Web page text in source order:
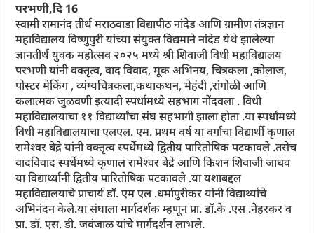
परभणी,दि 16
स्वामी रामानंद तीर्थ मराठवाडा विद्यापीठ नांदेड आणि ग्रामीण तंत्रज्ञान
महाविद्यालय विष्णुपुरी यांच्या संयुक्त विद्यमाने नांदेड येथे झालेल्या
ज्ञानतीर्थ युवक महोत्सव २०२५ मध्ये श्री शिवाजी विधी महाविद्यालय
परभणी यांनी वक्तृत्व, वाद विवाद, मूक अभिनय, चित्रकला ,कोलाज,
पोस्टर मेकिंग , व्यंग्यचित्रकला,कथाकथन, मेहंदी ,रांगोळी आणि
कलात्मक जुळवणी इत्यादी स्पर्धांमध्ये सहभाग नोंदवला . विधी
महाविद्यालयाचा ११ विद्यार्थ्यांचा संघ सहभागी झाला होता .या स्पर्धांमध्ये
विधी महाविद्यालयाचा एलएल. एम. प्रथम वर्ष या वर्गाचा विद्यार्थी कृणाल
रामेश्वर बेद्रे यांनी वक्तृत्व स्पर्धेमध्ये द्वितीय पारितोषिक पटकावले .तसेच
वादविवाद स्पर्धेमध्ये कृणाल रामेश्वर बेद्रे आणि किशन शिवाजी जाधव
या विद्यार्थ्यानी द्वितीय पारितोषिक पटकावले .या यशाबद्दल
महाविद्यालयाचे प्राचार्य डॉ. एम एल .धर्मापुरीकर यांनी विद्यार्थ्यांचे
अभिनंदन केले.या संघाला मार्गदर्शक म्हणून प्रा. डॉ.के .एस .नेहरकर व
प्रा. डॉ. एस. डी. जवंजाळ यांचे मार्गदर्शन लाभले.